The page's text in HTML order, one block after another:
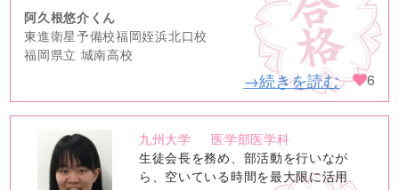
阿久根悠介くん
東進衛星予備校福岡姪浜北口校
福岡県立 城南高校
→続きを読む 6
no
image
九州大学
医学部医学科
生徒会長を務め、部活動を行いなが
ら、空いている時間を最大限に活用